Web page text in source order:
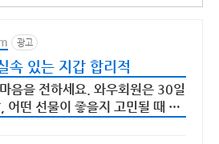
광고
속 있는 지갑 합리적
음을 전하세요. 와우회원은 30일
어떤 선물이 좋을지 고민될 때 쿠